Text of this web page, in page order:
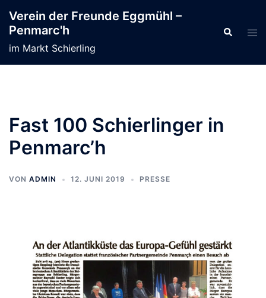
Inhalt
springen
Verein der Freunde Eggmühl –
Penmarc'h
im Markt Schierling
Suche
Fast 100 Schierlinger in
Penmarc’h
VON ADMIN 12. JUNI 2019 PRESSE